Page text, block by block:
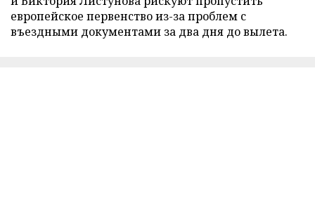
европейское первенство из-за проблем с
въездными документами за два дня до вылета.